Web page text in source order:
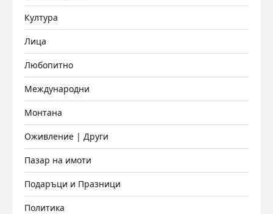
Култура
Лица
Любопитно
Международни
Монтана
Оживление | Други
Пазар на имоти
Подаръци и Празници
Политика